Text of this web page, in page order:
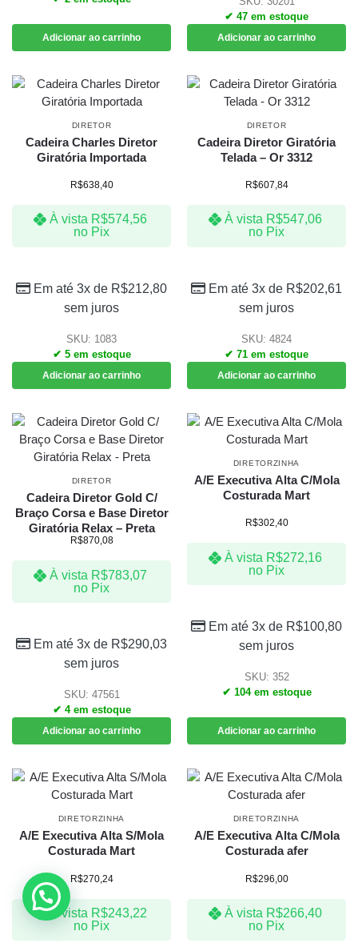
Adicionar ao carrinho
✔ 47 em estoque
Adicionar ao carrinho
DIRETOR
Cadeira Charles Diretor
Giratória Importada
R$638,40
À vista R$574,56
no Pix
Em até 3x de R$212,80
sem juros
SKU: 1083
✔ 5 em estoque
Adicionar ao carrinho
DIRETOR
Cadeira Diretor Giratória
Telada – Or 3312
R$607,84
À vista R$547,06
no Pix
Em até 3x de R$202,61
sem juros
SKU: 4824
✔ 71 em estoque
Adicionar ao carrinho
DIRETOR
Cadeira Diretor Gold C/
Braço Corsa e Base Diretor
Giratória Relax – Preta
R$870,08
À vista R$783,07
no Pix
Em até 3x de R$290,03
sem juros
SKU: 47561
✔ 4 em estoque
Adicionar ao carrinho
DIRETORZINHA
A/E Executiva Alta C/Mola
Costurada Mart
R$302,40
À vista R$272,16
no Pix
Em até 3x de R$100,80
sem juros
SKU: 352
✔ 104 em estoque
Adicionar ao carrinho
DIRETORZINHA
A/E Executiva Alta S/Mola
Costurada Mart
R$270,24
À vista R$243,22
no Pix
DIRETORZINHA
A/E Executiva Alta C/Mola
Costurada afer
R$296,00
À vista R$266,40
no Pix